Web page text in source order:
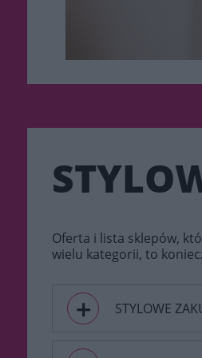
Oferta i lista sklepów,
wielu kategorii, to
＋
STYLOWE